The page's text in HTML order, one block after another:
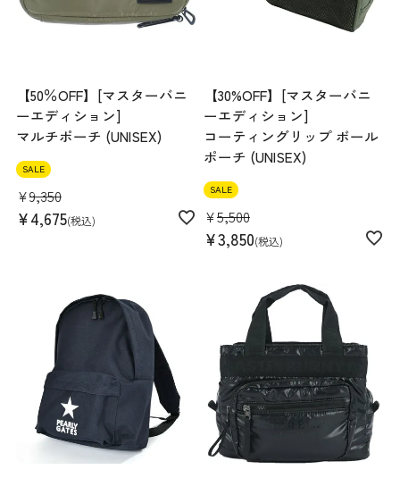
【50％OFF】[マスターバニ
ーエディション]
マルチポーチ (UNISEX)
SALE
¥9,350
¥4,675 税込
【30%OFF】[マスターバニ
ーエディション]
コーティングリップ ボール
ポーチ (UNISEX)
SALE
¥5,500
¥3,850 税込